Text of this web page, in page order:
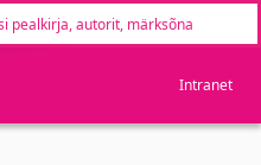
Intranet